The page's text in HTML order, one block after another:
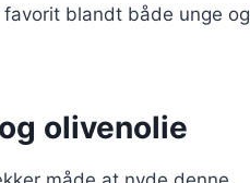
blandt både unge og
olivenolie